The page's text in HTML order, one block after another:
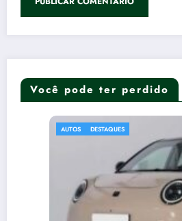
Você pode ter perdido
DESTAQUES